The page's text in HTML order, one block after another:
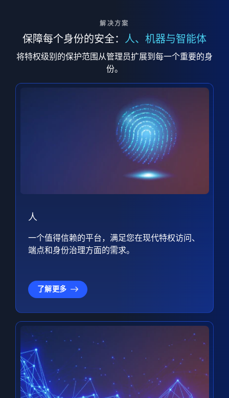
解决方案
保障每个身份的安全： 人、机器与智能体
将特权级别的保护范围从管理员扩展到每一个重要的身
份。
人
一个值得信赖的平台，满足您在现代特权访问、
端点和身份治理方面的需求。
了解更多